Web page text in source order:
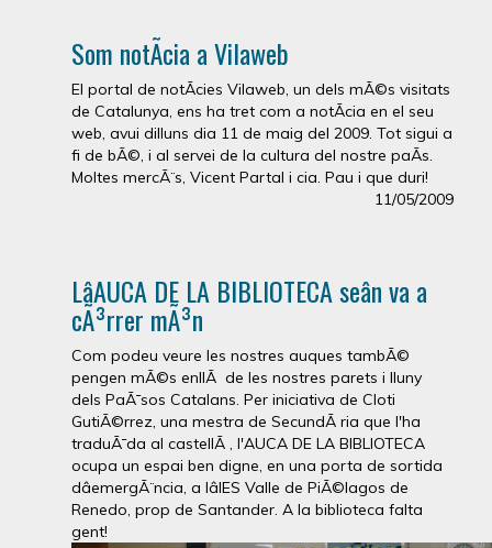
Som notÃ­cia a Vilaweb
El portal de notÃ­cies Vilaweb, un dels mÃ©s visitats
de Catalunya, ens ha tret com a notÃ­cia en el seu
web, avui dilluns dia 11 de maig del 2009. Tot sigui a
fi de bÃ©, i al servei de la cultura del nostre paÃ­s.
Moltes mercÃ¨s, Vicent Partal i cia. Pau i que duri!
11/05/2009
LâAUCA DE LA BIBLIOTECA seân va a
cÃ³rrer mÃ³n
Com podeu veure les nostres auques tambÃ©
pengen mÃ©s enllÃ de les nostres parets i lluny
dels PaÃ¯sos Catalans. Per iniciativa de Cloti
GutiÃ©rrez, una mestra de SecundÃ ria que l'ha
traduÃ¯da al castellÃ , l'AUCA DE LA BIBLIOTECA
ocupa un espai ben digne, en una porta de sortida
dâemergÃ¨ncia, a lâIES Valle de PiÃ©lagos de
Renedo, prop de Santander. A la biblioteca falta
gent!